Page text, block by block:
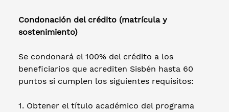
Condonación del crédito (matrícula y
sostenimiento)
Se condonará el 100% del crédito a los
beneficiarios que acrediten Sisbén hasta 60
puntos si cumplen los siguientes requisitos:
1. Obtener el título académico del programa